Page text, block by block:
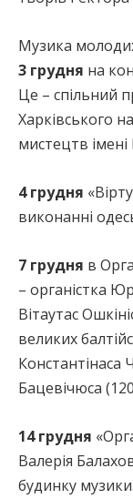
Музика
3 грудня на
Це – спільний
Харківського
мистецтв
4 грудня
виконанні
7 грудня в
– органістка
Вітаутас
великих
Константінаса
Бацевічюса
14 грудня
Валерія
будинку